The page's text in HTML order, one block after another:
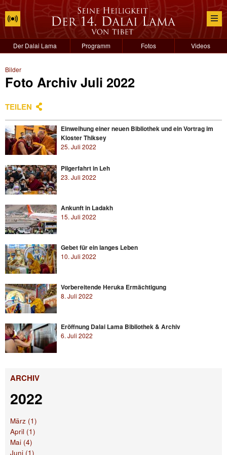
Der Dalai Lama Programm Fotos Videos
Bilder
Foto Archiv Juli 2022
TEILEN
Einweihung einer neuen Bibliothek und ein Vortrag im
Kloster Thiksey
25. Juli 2022
Pilgerfahrt in Leh
23. Juli 2022
Ankunft in Ladakh
15. Juli 2022
Gebet für ein langes Leben
10. Juli 2022
Vorbereitende Heruka Ermächtigung
8. Juli 2022
Eröffnung Dalai Lama Bibliothek & Archiv
6. Juli 2022
ARCHIV
2022
März (1)
April (1)
Mai (4)
Juni (1)